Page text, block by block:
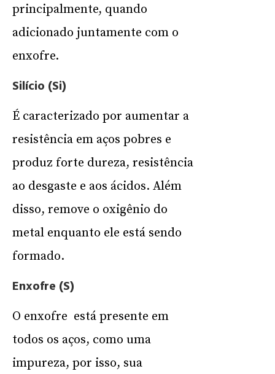
principalmente, quando
adicionado juntamente com o
enxofre.
Silício (Si)
É caracterizado por aumentar a
resistência em aços pobres e
produz forte dureza, resistência
ao desgaste e aos ácidos. Além
disso, remove o oxigênio do
metal enquanto ele está sendo
formado.
Enxofre (S)
O enxofre está presente em
todos os aços, como uma
impureza, por isso, sua